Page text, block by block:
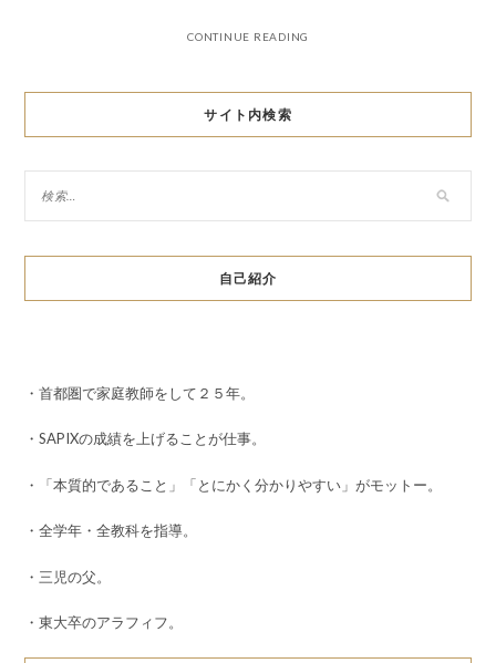
CONTINUE READING
サイト内検索
自己紹介
・首都圏で家庭教師をして２５年。
・SAPIXの成績を上げることが仕事。
・「本質的であること」「とにかく分かりやすい」がモットー。
・全学年・全教科を指導。
・三児の父。
・東大卒のアラフィフ。